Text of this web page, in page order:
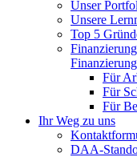
Unser
Unsere
Top 5
Für
Für
Für
Ihr Weg zu uns
DAA-